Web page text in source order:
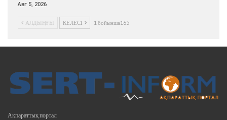
Авг 5, 2026
АЛДЫҢҒЫ КЕЛЕСІ 1 бойынша165
Ақпараттық портал